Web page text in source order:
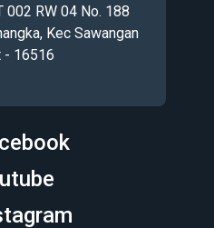
002 RW 04 No. 188
Kec Sawangan
- 16516